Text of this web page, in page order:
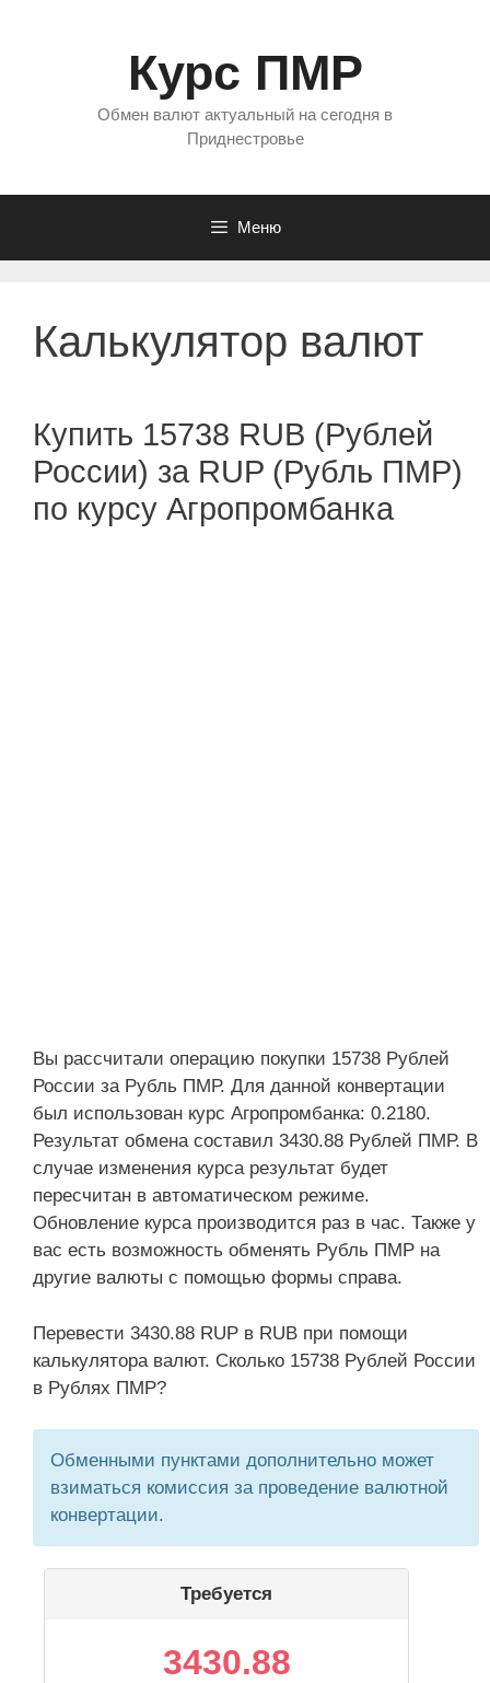
Курс ПМР
Обмен валют актуальный на сегодня в
Приднестровье
Меню
Калькулятор валют
Купить 15738 RUB (Рублей
России) за RUP (Рубль ПМР)
по курсу Агропромбанка
Вы рассчитали операцию покупки 15738 Рублей
России за Рубль ПМР. Для данной конвертации
был использован курс Агропромбанка: 0.2180.
Результат обмена составил 3430.88 Рублей ПМР. В
случае изменения курса результат будет
пересчитан в автоматическом режиме.
Обновление курса производится раз в час. Также у
вас есть возможность обменять Рубль ПМР на
другие валюты с помощью формы справа.
Перевести 3430.88 RUP в RUB при помощи
калькулятора валют. Сколько 15738 Рублей России
в Рублях ПМР?
Обменными пунктами дополнительно может
взиматься комиссия за проведение валютной
конвертации.
Требуется
3430.88